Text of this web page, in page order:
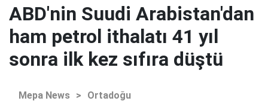
ABD'nin Suudi Arabistan'dan
ham petrol ithalatı 41 yıl
sonra ilk kez sıfıra düştü
Mepa News > Ortadoğu